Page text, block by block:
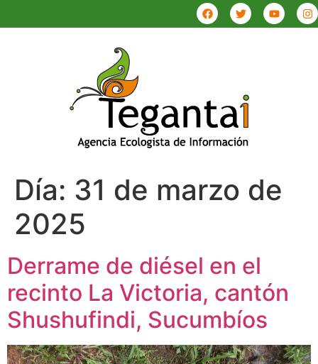
Día: 31 de marzo de
2025
Derrame de diésel en el
recinto La Victoria, cantón
Shushufindi, Sucumbíos